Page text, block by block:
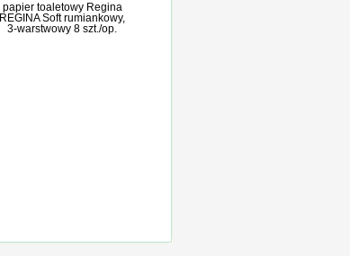
papier toaletowy Regina
REGINA Soft rumiankowy,
3-warstwowy 8 szt./op.